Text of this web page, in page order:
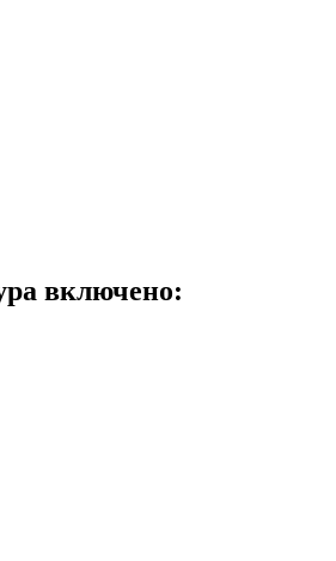
включено: